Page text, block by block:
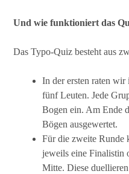
Und wie funktioniert das
Das Typo-Quiz besteht aus
In der ersten raten
fünf Leuten. Jede
Bogen ein. Am Ende
Bögen ausgewertet.
Für die zweite Runde
jeweils eine Finalistin
Mitte. Diese